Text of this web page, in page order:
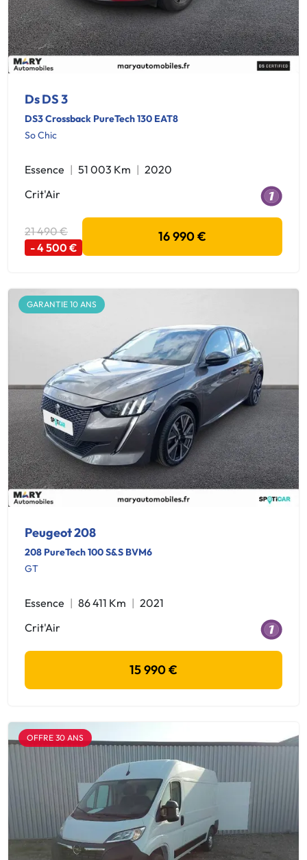
Ds DS 3
DS3 Crossback PureTech 130 EAT8
So Chic
Essence 51 003 Km
2020
Crit'Air
21 490 €
- 4 500 €
16 990 €
GARANTIE 10 ANS
Peugeot 208
208 PureTech 100 S&S BVM6
GT
Essence 86 411 Km
2021
Crit'Air
15 990 €
OFFRE 30 ANS